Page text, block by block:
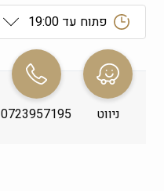
פתוח עד 19:00
ראשון
שני
09:00-19:00
שלישי
ניווט 0723957195